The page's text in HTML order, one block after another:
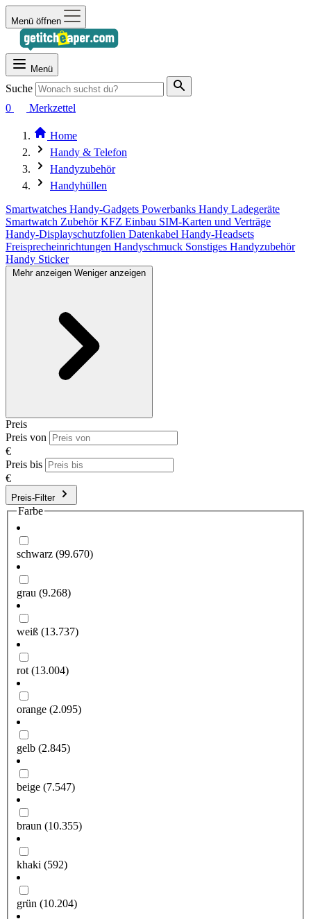
Menü öffnen
Menü
Suche
0
Merkzettel
Home
Handy & Telefon
Handyzubehör
Handyhüllen
Smartwatches Handy-Gadgets Powerbanks Handy Ladegeräte
Smartwatch ZubehörKFZ Einbau SIM-Karten und Verträge
Handy-Displayschutzfolien Datenkabel Handy-Headsets
Freisprecheinrichtungen Handyschmuck Sonstiges Handyzubehör
Handy Sticker
Mehr anzeigen Weniger anzeigen
Preis
Preis von
€
Preis bis
€
Preis-Filter
Farbe
schwarz (99.670)
grau (9.268)
weiß (13.737)
rot (13.004)
orange (2.095)
gelb (2.845)
beige (7.547)
braun (10.355)
khaki (592)
grün (10.204)